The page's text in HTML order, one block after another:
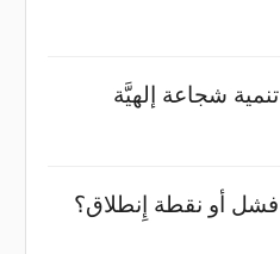
تنمية شجاعة إلهيَّة
فشل أو نقطة إِنطلاق؟